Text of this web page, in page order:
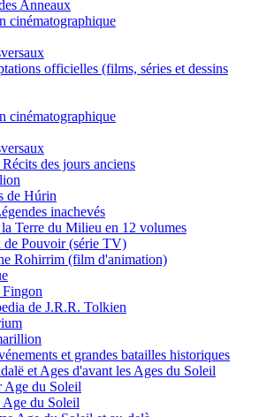
Anneaux
cinématographique
officielles (films, séries et dessins
cinématographique
des jours anciens
de Húrin
inachevés
Terre du Milieu en 12 volumes
de Pouvoir (série TV)
Rohirrim (film d'animation)
de J.R.R. Tolkien
et grandes batailles historiques
et Ages d'avant les Ages du Soleil
Age du Soleil
Age du Soleil